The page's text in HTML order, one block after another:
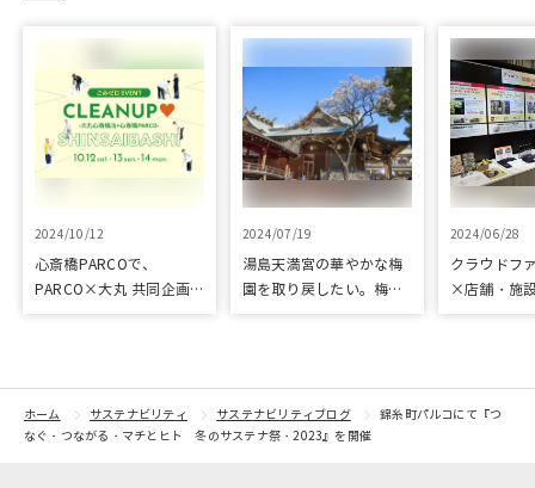
2024/10/12
心斎橋PARCOで、
PARCO×大丸 共同企画
開催！
2024/07/19
湯島天満宮の華やかな梅
園を取り戻したい。梅園
2024/06/28
クラウドフ
×店舗・施
トをピック
紹介
ホーム サステナビリティ サステナビリティブログ
錦糸町パルコにて『つ
なぐ・つながる・マチとヒト 冬のサステナ祭・2023』を開催